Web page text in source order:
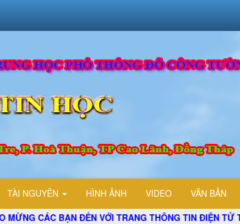
TÀI NGUYÊN HÌNH ẢNH VIDEO VĂN BẢN
ĐẾN VỚI TRANG THÔNG TIN ĐIỆN TỬ TỔ TIN HỌC